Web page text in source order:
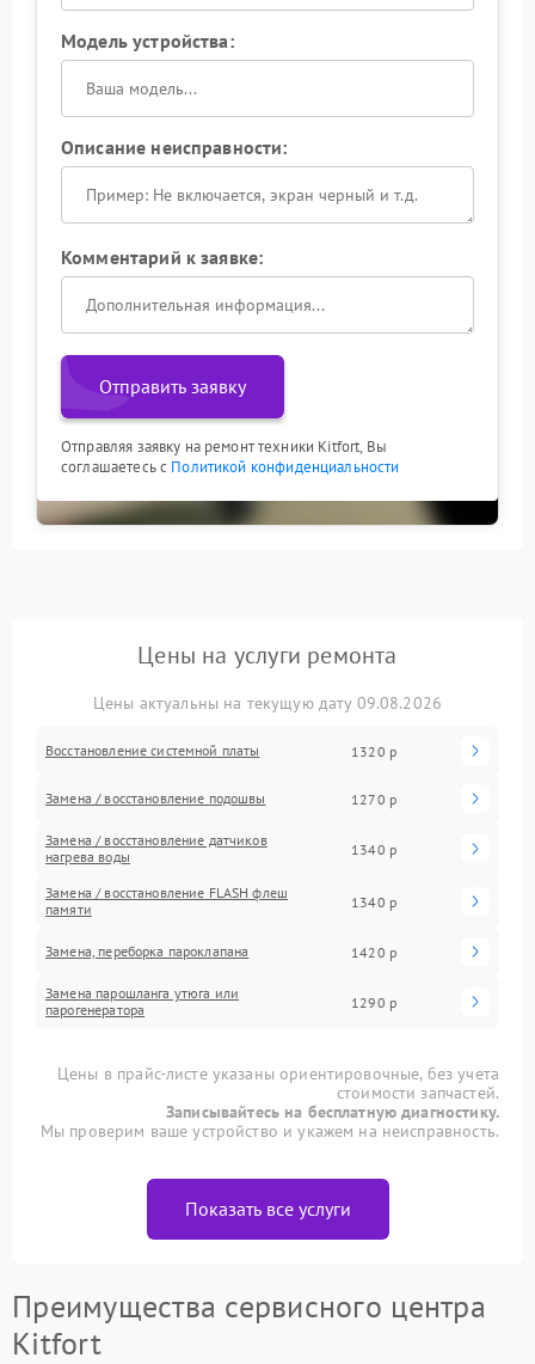
Модель устройства:
Описание неисправности:
Комментарий к заявке:
Отправить заявку
Отправляя заявку на ремонт техники Kitfort, Вы
соглашаетесь с Политикой конфиденциальности
Цены на услуги ремонта
Цены актуальны на текущую дату 09.08.2026
Восстановление системной платы 1320 р
Замена / восстановление подошвы 1270 р
Замена / восстановление датчиков
нагрева воды
1340 р
Замена / восстановление FLASH флеш
памяти
1340 р
Замена, переборка пароклапана 1420 р
Замена парошланга утюга или
парогенератора
1290 р
Цены в прайс-листе указаны ориентировочные, без учета
стоимости запчастей.
Записывайтесь на бесплатную диагностику.
Мы проверим ваше устройство и укажем на неисправность.
Показать все услуги
Преимущества сервисного центра
Kitfort